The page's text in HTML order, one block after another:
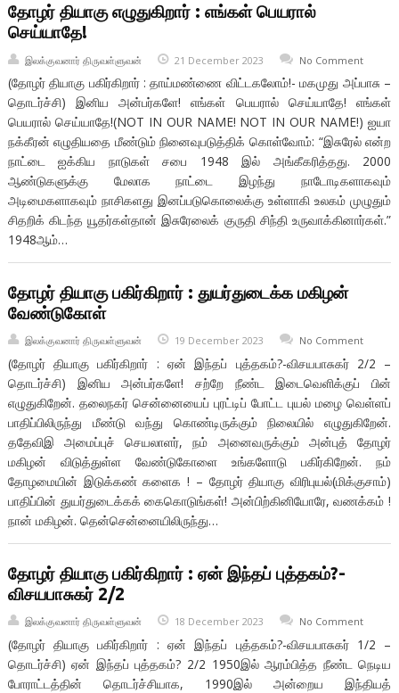
தோழர் தியாகு எழுதுகிறார் : எங்கள் பெயரால்
செய்யாதே!
இலக்குவனார் திருவள்ளுவன் 21 December 2023 No Comment
(தோழர் தியாகு பகிர்கிறார் : தாய்மண்ணை விட்டகலோம்!- மகமுது அப்பாசு –
தொடர்ச்சி) இனிய அன்பர்களே! எங்கள் பெயரால் செய்யாதே! எங்கள்
பெயரால் செய்யாதே!(NOT IN OUR NAME! NOT IN OUR NAME!) ஐயா
நக்கீரன் எழுதியதை மீண்டும் நினைவுபடுத்திக் கொள்வோம்: “இசுரேல் என்ற
நாட்டை ஐக்கிய நாடுகள் சபை 1948 இல் அங்கீகரித்தது. 2000
ஆண்டுகளுக்கு மேலாக நாட்டை இழந்து நாடோடிகளாகவும்
அடிமைகளாகவும் நாசிகளது இனப்படுகொலைக்கு உள்ளாகி உலகம் முழுதும்
சிதறிக் கிடந்த யூதர்கள்தான் இசுரேலைக் குருதி சிந்தி உருவாக்கினார்கள்.”
1948ஆம்…
தோழர் தியாகு பகிர்கிறார் : துயர்துடைக்க மகிழன்
வேண்டுகோள்
இலக்குவனார் திருவள்ளுவன் 19 December 2023 No Comment
(தோழர் தியாகு பகிர்கிறார் : ஏன் இந்தப் புத்தகம்?-விசயபாசுகர் 2/2 –
தொடர்ச்சி) இனிய அன்பர்களே! சற்றே நீண்ட இடைவெளிக்குப் பின்
எழுதுகிறேன். தலைநகர் சென்னையைப் புரட்டிப் போட்ட புயல் மழை வெள்ளப்
பாதிப்பிலிருந்து மீண்டு வந்து கொண்டிருக்கும் நிலையில் எழுதுகிறேன்.
ததேவிஇ அமைப்புச் செயலாளர், நம் அனைவருக்கும் அன்புத் தோழர்
மகிழன் விடுத்துள்ள வேண்டுகோளை உங்களோடு பகிர்கிறேன். நம்
தோழமையின் இடுக்கண் களைக ! – தோழர் தியாகு விரிபுயல்(மிக்குசாம்)
பாதிப்பின் துயர்துடைக்கக் கைகொடுங்கள்! அன்பிற்கினியோரே, வணக்கம் !
நான் மகிழன். தென்சென்னையிலிருந்து…
தோழர் தியாகு பகிர்கிறார் : ஏன் இந்தப் புத்தகம்?-
விசயபாசுகர் 2/2
இலக்குவனார் திருவள்ளுவன் 18 December 2023 No Comment
(தோழர் தியாகு பகிர்கிறார் : ஏன் இந்தப் புத்தகம்?-விசயபாசுகர் 1/2 –
தொடர்ச்சி) ஏன் இந்தப் புத்தகம்? 2/2 1950இல் ஆரம்பித்த நீண்ட நெடிய
போராட்டத்தின் தொடர்ச்சியாக, 1990இல் அன்றைய இந்தியத்